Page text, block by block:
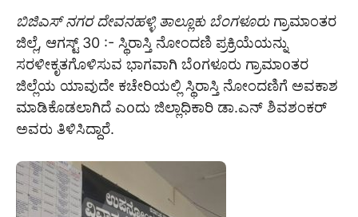
ಬಿಜಿಎಸ್ ನಗರ ದೇವನಹಳ್ಳಿ ತಾಲ್ಲೂಕು ಬೆಂಗಳೂರುಗ್ರಾಮಾಂತರ
ಜಿಲ್ಲೆ, ಆಗಸ್ಟ್ 30 :- ಸ್ಥಿರಾಸ್ತಿ ನೋಂದಣಿ ಪ್ರಕ್ರಿಯೆಯನ್ನು
ಸರಳೀಕೃತಗೊಳಿಸುವ ಭಾಗವಾಗಿ ಬೆoಗಳೂರು ಗ್ರಾಮಾoತರ
ಜಿಲ್ಲೆಯ ಯಾವುದೇ ಕಚೇರಿಯಲ್ಲಿ ಸ್ಥಿರಾಸ್ತಿ ನೋಂದಣಿಗೆ ಅವಕಾಶ
ಮಾಡಿಕೊಡಲಾಗಿದೆ ಎoದು ಜಿಲ್ಲಾಧಿಕಾರಿ ಡಾ.ಎನ್ ಶಿವಶಂಕರ್
ಅವರು ತಿಳಿಸಿದ್ದಾರೆ.